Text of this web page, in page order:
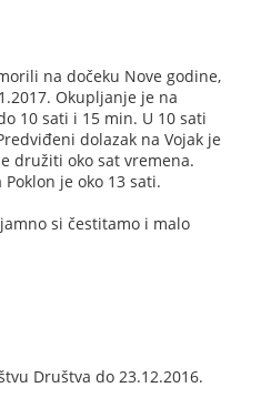
na dočeku Nove godine,
Okupljanje je na
10 sati i 15 min. U 10 sati
dolazak na Vojak je
družiti oko sat vremena.
Poklon je oko 13 sati.
si čestitamo i malo
Društva do 23.12.2016.